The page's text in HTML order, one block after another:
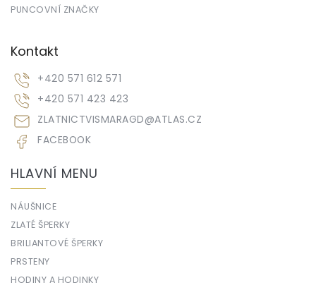
PUNCOVNÍ ZNAČKY
Kontakt
ZLATNICTVISMARAGD@ATLAS.CZ
+420 571 612 571
+420 571 423 423
FACEBOOK
HLAVNÍ MENU
NÁUŠNICE
ZLATÉ ŠPERKY
BRILIANTOVÉ ŠPERKY
PRSTENY
HODINY A HODINKY